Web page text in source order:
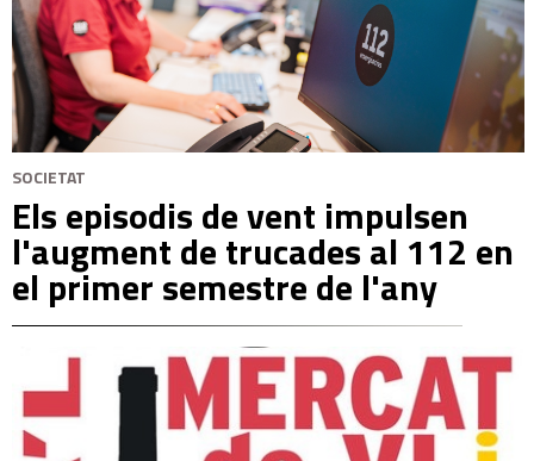
SOCIETAT
Els episodis de vent impulsen
l'augment de trucades al 112 en
el primer semestre de l'any